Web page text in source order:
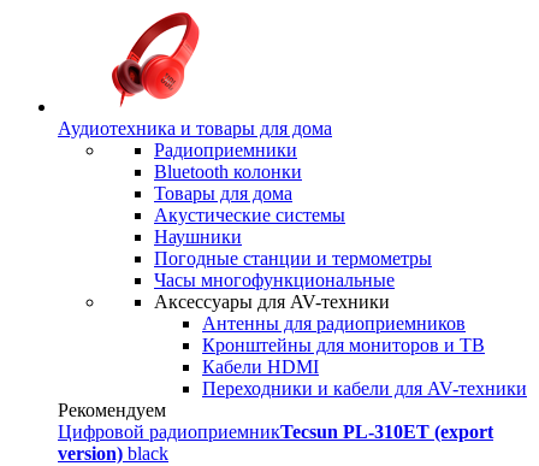
Аудиотехника и товары для дома
Радиоприемники
Bluetooth колонки
Товары для дома
Акустические системы
Наушники
Погодные станции и термометры
Часы многофункциональные
Аксессуары для AV-техники
Антенны для радиоприемников
Кронштейны для мониторов и ТВ
Кабели HDMI
Переходники и кабели для AV-техники
Рекомендуем
Цифровой радиоприемникTecsun PL-310ET (export
version) black